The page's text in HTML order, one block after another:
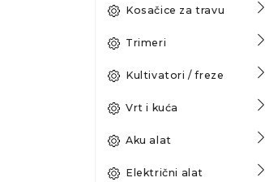
Kosačice za travu
Trimeri
Kultivatori / freze
Vrt i kuća
Aku alat
Električni alat